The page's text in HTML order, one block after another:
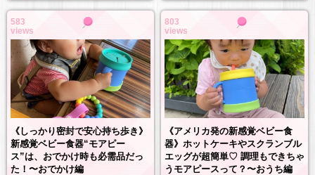
583
views
《しっかり密封で安心持ち歩き》
新感覚ベビー食器“モアピー
ス”は、おでかけ時も必需品だっ
た！〜おでかけ編
803
views
《アメリカ発の新感覚ベビー食
器》ホットケーキやスクランブル
エッグが超簡単♡ 調理もできちゃ
うモアピースって？〜おうち編